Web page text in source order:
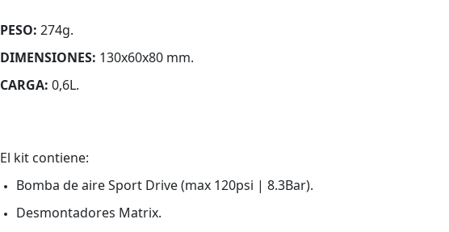
PESO: 274g.
DIMENSIONES: 130x60x80 mm.
CARGA: 0,6L.
El kit contiene:
Bomba de aire Sport Drive (max 120psi | 8.3Bar).
Desmontadores Matrix.